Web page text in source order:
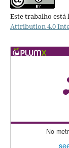
Este trabalho está
Attribution 4.0
No